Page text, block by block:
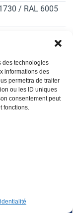
des technologies
informations des
permettra de traiter
ou les ID uniques
consentement peut
fonctions.
/ RAL 6005
/ RAL 7016
6005
/ à bétonner